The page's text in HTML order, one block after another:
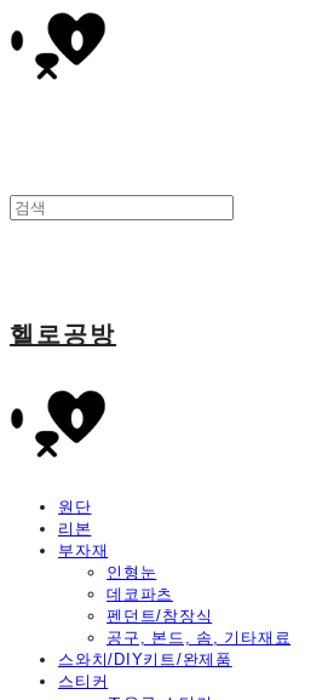
헬로공방
원단
리본
부자재
인형눈
데코파츠
펜던트/참장식
공구, 본드, 솜, 기타재료
스와치/DIY키트/완제품
스티커